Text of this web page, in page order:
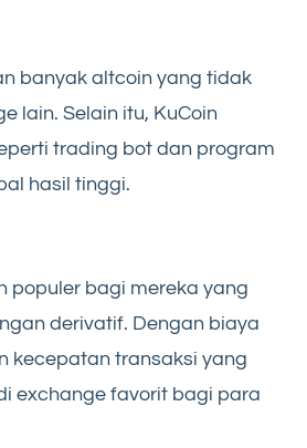
banyak altcoin yang tidak
lain. Selain itu, KuCoin
trading bot dan program
hasil tinggi.
populer bagi mereka yang
derivatif. Dengan biaya
kecepatan transaksi yang
exchange favorit bagi para